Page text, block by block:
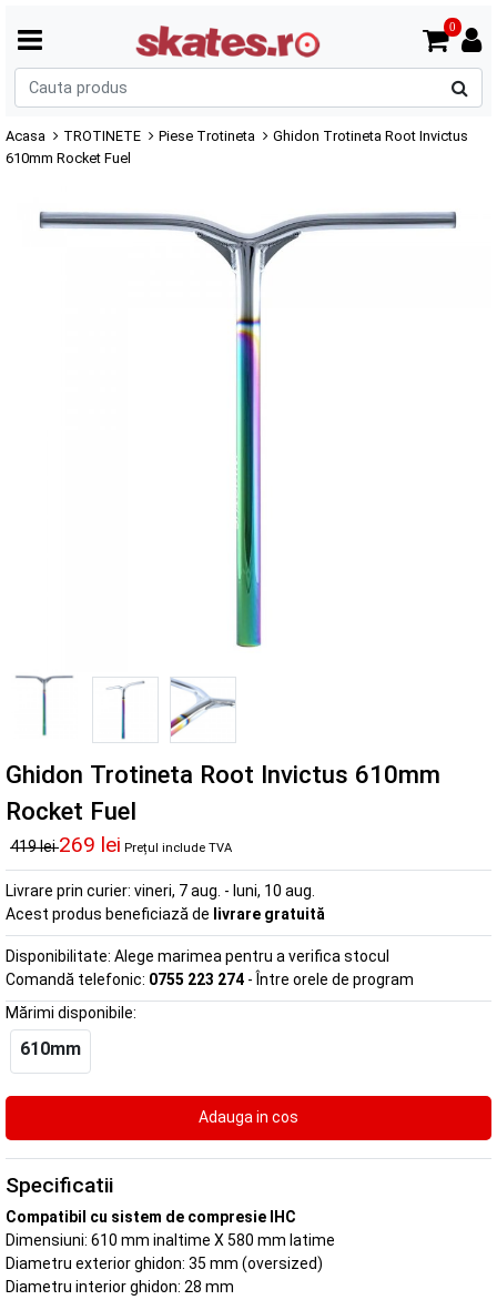
0
Acasa TROTINETE Piese Trotineta
Ghidon Trotineta Root Invictus
610mm Rocket Fuel
Ghidon Trotineta Root Invictus 610mm
Rocket Fuel
419 lei269 lei Prețul include TVA
Livrare prin curier: vineri, 7 aug. - luni, 10 aug.
Acest produs beneficiază de livrare gratuită
Disponibilitate: Alege marimea pentru a verifica stocul
Comandă telefonic: 0755 223 274 - Între orele de program
Mărimi disponibile:
610mm
Specificatii
Compatibil cu sistem de compresie IHC
Dimensiuni: 610 mm inaltime X 580 mm latime
Diametru exterior ghidon: 35 mm (oversized)
Diametru interior ghidon: 28 mm